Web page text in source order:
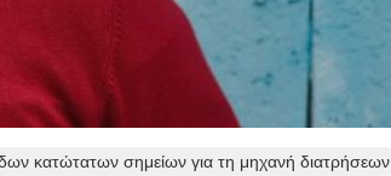
κατώτατων σημείων για τη μηχανή διατρήσεων